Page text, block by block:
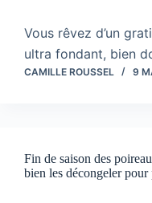
Vous rêvez d’un
ultra fondant, bien
CAMILLE ROUSSEL 9
Fin de saison des
bien les décongeler